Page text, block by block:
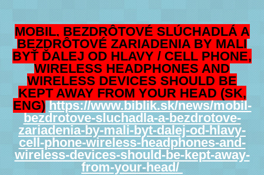
MOBIL, BEZDRÔTOVÉ SLÚCHADLÁ A
BEZDRÔTOVÉ ZARIADENIA BY MALI
BYŤ ĎALEJ OD HLAVY / CELL PHONE,
WIRELESS HEADPHONES AND
WIRELESS DEVICES SHOULD BE
KEPT AWAY FROM YOUR HEAD (SK,
ENG) https://www.biblik.sk/news/mobil-
bezdrotove-sluchadla-a-bezdrotove-
zariadenia-by-mali-byt-dalej-od-hlavy-
cell-phone-wireless-headphones-and-
wireless-devices-should-be-kept-away-
from-your-head/